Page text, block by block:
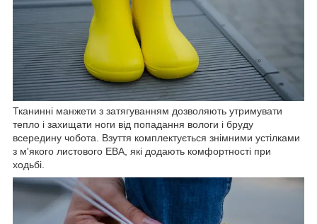
Тканинні манжети з затягуванням дозволяють утримувати
тепло і захищати ноги від попадання вологи і бруду
всередину чобота. Взуття комплектується знімними устілками
з м'якого листового ЕВА, які додають комфортності при
ходьбі.